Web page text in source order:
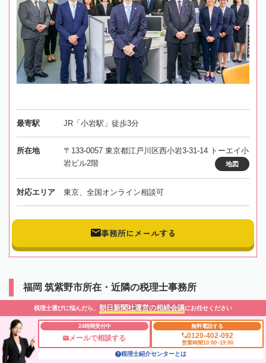
最寄駅 JR「小岩駅」徒歩3分
所在地
〒133-0057 東京都江戸川区西小岩3-31-14 トーエイ小
岩ビル2階
地図
対応エリア 東京、全国オンライン相談可
事務所にメールする
福岡 筑紫野市所在・近隣の税理士事務所
大藏浩幸税理士事務所
福岡県 筑紫野市
税理士選びに悩んだら、 朝日新聞社運営の相続会議にお任せください
24時間受付中
メールで相談する
無料電話する
0120-402-092
営業時間10:00~19:00
税理士紹介センターとは